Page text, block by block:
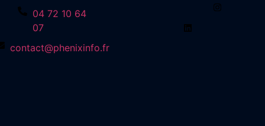
04 72 10 64
07
contact@phenixinfo.fr